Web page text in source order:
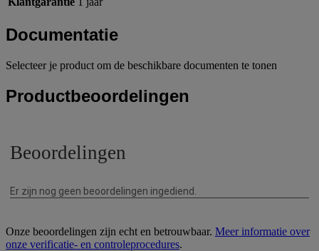
Documentatie
Selecteer je product om de beschikbare documenten te tonen
Productbeoordelingen
Onze beoordelingen zijn echt en betrouwbaar. Meer informatie over
onze verificatie- en controleprocedures.